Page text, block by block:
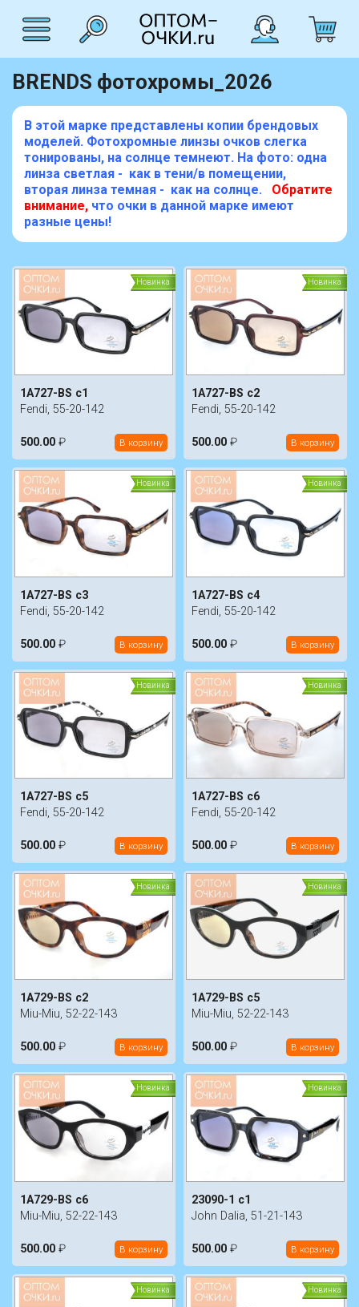
BRENDS фотохромы_2026
В этой марке представлены копии брендовых
моделей. Фотохромные линзы очков слегка
тонированы, на солнце темнеют. На фото: одна
линза светлая - как в тени/в помещении,
вторая линза темная - как на солнце.
Обратите
внимание, что очки в данной марке имеют
разные цены!
Новинка
1A727-BS c1
Fendi, 55-20-142
500.00 ₽ В корзину
Новинка
1A727-BS c2
Fendi, 55-20-142
500.00 ₽ В корзину
Новинка
1A727-BS c3
Fendi, 55-20-142
500.00 ₽ В корзину
Новинка
1A727-BS c4
Fendi, 55-20-142
500.00 ₽ В корзину
Новинка
1A727-BS c5
Fendi, 55-20-142
500.00 ₽ В корзину
Новинка
1A727-BS c6
Fendi, 55-20-142
500.00 ₽ В корзину
Новинка
1A729-BS c2
Miu-Miu, 52-22-143
500.00 ₽ В корзину
Новинка
1A729-BS c5
Miu-Miu, 52-22-143
500.00 ₽ В корзину
Новинка
1A729-BS c6
Miu-Miu, 52-22-143
500.00 ₽ В корзину
Новинка
23090-1 с1
John Dalia, 51-21-143
500.00 ₽ В корзину
Новинка Новинка